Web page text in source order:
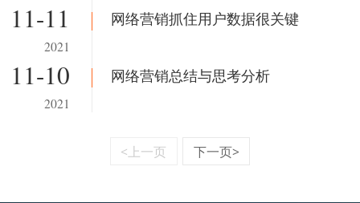
11-11
2021
网络营销抓住用户数据很关键
11-10
2021
网络营销总结与思考分析
<上一页 下一页>